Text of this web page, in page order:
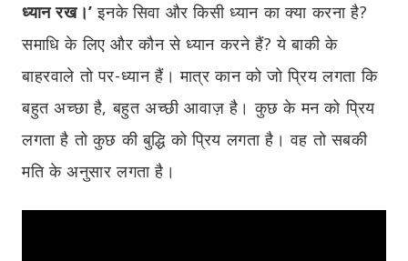
ध्यान रख।’ इनके सिवा और किसी ध्यान का क्या करना है?
समाधि के लिए और कौन से ध्यान करने हैं? ये बाकी के
बाहरवाले तो पर-ध्यान हैं। मात्र कान को जो प्रिय लगता कि
बहुत अच्छा है, बहुत अच्छी आवाज़ है। कुछ के मन को प्रिय
लगता है तो कुछ की बुद्धि को प्रिय लगता है। वह तो सबकी
मति के अनुसार लगता है।